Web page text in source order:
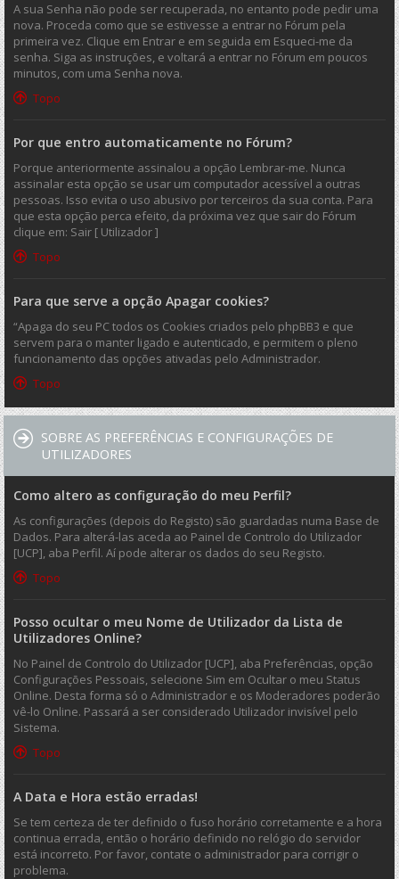
A sua Senha não pode ser recuperada, no entanto pode pedir uma
nova. Proceda como que se estivesse a entrar no Fórum pela
primeira vez. Clique em Entrar e em seguida em Esqueci-me da
senha. Siga as instruções, e voltará a entrar no Fórum em poucos
minutos, com uma Senha nova.
Topo
Por que entro automaticamente no Fórum?
Porque anteriormente assinalou a opção Lembrar-me. Nunca
assinalar esta opção se usar um computador acessível a outras
pessoas. Isso evita o uso abusivo por terceiros da sua conta. Para
que esta opção perca efeito, da próxima vez que sair do Fórum
clique em: Sair [ Utilizador ]
Topo
Para que serve a opção Apagar cookies?
“Apaga do seu PC todos os Cookies criados pelo phpBB3 e que
servem para o manter ligado e autenticado, e permitem o pleno
funcionamento das opções ativadas pelo Administrador.
Topo
SOBRE AS PREFERÊNCIAS E CONFIGURAÇÕES DE
UTILIZADORES
Como altero as configuração do meu Perfil?
As configurações (depois do Registo) são guardadas numa Base de
Dados. Para alterá-las aceda ao Painel de Controlo do Utilizador
[UCP], aba Perfil. Aí pode alterar os dados do seu Registo.
Topo
Posso ocultar o meu Nome de Utilizador da Lista de
Utilizadores Online?
No Painel de Controlo do Utilizador [UCP], aba Preferências, opção
Configurações Pessoais, selecione Sim em Ocultar o meu Status
Online. Desta forma só o Administrador e os Moderadores poderão
vê-lo Online. Passará a ser considerado Utilizador invisível pelo
Sistema.
Topo
A Data e Hora estão erradas!
Se tem certeza de ter definido o fuso horário corretamente e a hora
continua errada, então o horário definido no relógio do servidor
está incorreto. Por favor, contate o administrador para corrigir o
problema.